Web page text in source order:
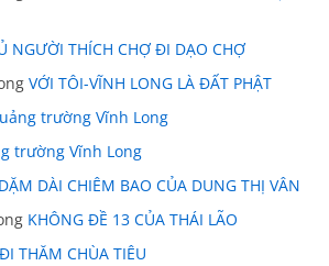
NGƯỜI THÍCH CHỢ ĐI DẠO CHỢ
VỚI TÔI-VĨNH LONG LÀ ĐẤT PHẬT
trường Vĩnh Long
trường Vĩnh Long
DẶM DÀI CHIÊM BAO CỦA DUNG THỊ VÂN
KHÔNG ĐỀ 13 CỦA THÁI LÃO
ĐI THĂM CHÙA TIÊU